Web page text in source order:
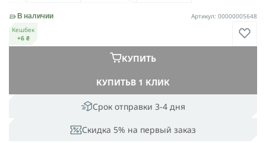
Срок отправки 3-4 дня
Скидка 5% на первый заказ
КУПИТЬВ 1 КЛИК
КУПИТЬ
В наличии
Артикул: 00000005648
Кешбек
+6 ₴